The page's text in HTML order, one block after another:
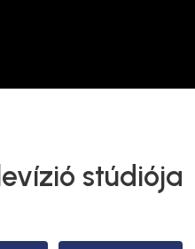
stúdiója